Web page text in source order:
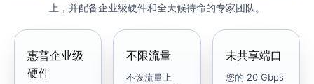
上，并配备企业级硬件和全天候待命的专家团队。
惠普企业级
硬件
不限流量
不设流量上
未共享端口
您的 20 Gbps